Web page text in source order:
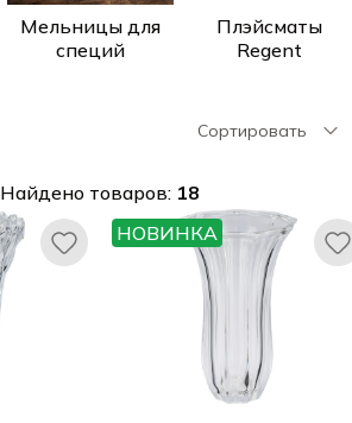
Мельницы для
специй
Плэйсматы
Regent
Сортировать
Найдено товаров: 18
НОВИНКА